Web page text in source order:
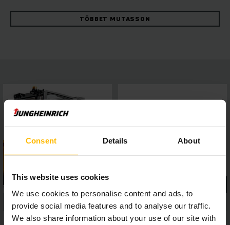
Consent Details About
This website uses cookies
We use cookies to personalise content and ads, to
provide social media features and to analyse our traffic.
We also share information about your use of our site with
hajtástechnológia optimális energiahatékonyságot biztosít
maximális rakodási teljesítmény mellett. A hidraulika
menetdinamikát biztosítanak. Biztonságos és kényelmes
munkavégzés: a panorámatető teljes körű kilátást biztosít, a
4 colos kijelzőn öt menetprogram választható. Az
interfészen keresztül könnyen csatlakoztatható
asszisztensrendszerek minden helyzetben hatékony
munkavégzést tesznek lehetővé.
TÖBBET MUTASSON